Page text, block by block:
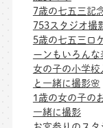
7歳の七五三記
753スタジオ撮
5歳の七五三ロ
ーンもいろん
女の子の小学
と一緒に撮影🌸
1歳の女の子の
一緒に撮影